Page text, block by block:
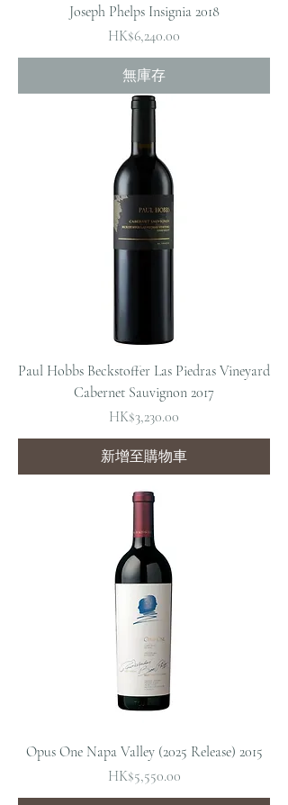
Joseph Phelps Insignia 2018
價格
HK$6,240.00
無庫存
Paul Hobbs Beckstoffer Las Piedras Vineyard
Cabernet Sauvignon 2017
價格
HK$3,230.00
新增至購物車
Opus One Napa Valley (2025 Release) 2015
價格
HK$5,550.00